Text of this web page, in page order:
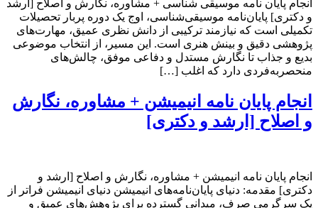
انجام پایان نامه موسیقی شناسی + مشاوره، نگارش و اصلاح [ارشد
و دکتری] پایان‌نامه موسیقی‌شناسی، اوج یک دوره پربار تحصیلات
تکمیلی است که نیازمند ترکیبی از دانش نظری عمیق، مهارت‌های
پژوهشی دقیق و بینش هنری است. این مسیر، از انتخاب موضوعی
بدیع و جذاب تا نگارش مستدل و دفاعی موفق، چالش‌های
منحصربه‌فردی دارد که اغلب […]
انجام پایان نامه انیمیشن + مشاوره، نگارش
و اصلاح [ارشد و دکتری]
انجام پایان نامه انیمیشن + مشاوره، نگارش و اصلاح [ارشد و
دکتری] مقدمه: دنیای پایان‌نامه‌های انیمیشن دنیای انیمیشن فراتر از
یک سرگرمی صرف، میدانی گسترده برای پژوهش‌های عمیق و